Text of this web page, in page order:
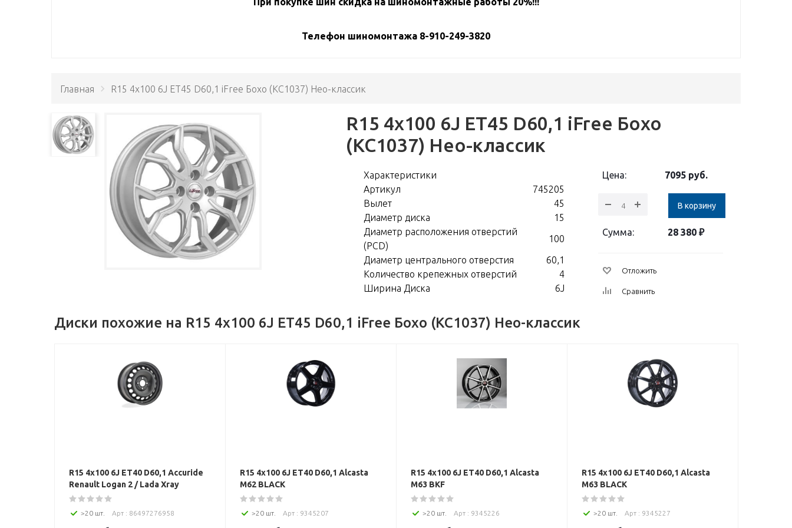
Телефон шиномонтажа 8-910-249-3820
Главная R15 4x100 6J ET45 D60,1 iFree Бохо (КС1037) Нео-классик
R15 4x100 6J ET45 D60,1 iFree Бохо
(КС1037) Нео-классик
Цена: 7095 руб.
В корзину
Сумма: 28 380 ₽
Отложить
Сравнить
Характеристики
Артикул
745205
Вылет
45
Диаметр диска
15
Диаметр расположения отверстий
(PCD)
100
Диаметр центрального отверстия
60,1
Количество крепежных отверстий
4
Ширина Диска
6J
Диски похожие на R15 4x100 6J ET45 D60,1 iFree Бохо (КС1037) Нео-классик
R15 4x100 6J ET40 D60,1 Accuride
Renault Logan 2 / Lada Xray
черный глянец
>20 шт. Арт : 86497276958
R15 4x100 6J ET40 D60,1 Alcasta
M62 BLACK
>20 шт. Арт : 9345207
R15 4x100 6J ET40 D60,1 Alcasta
M63 BKF
>20 шт. Арт : 9345226
R15 4x100 6J ET40 D60,1 Alcasta
M63 BLACK
>20 шт. Арт : 9345227